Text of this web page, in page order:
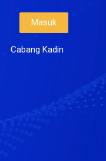
Masuk
Cabang Kadin